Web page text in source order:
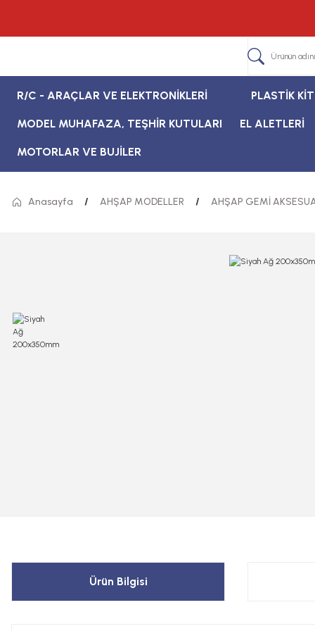
R/C - ARAÇLAR VE ELEKTRONİKLERİ PLASTİK
MODEL MUHAFAZA, TEŞHİR KUTULARI EL ALETLERİ
MOTORLAR VE BUJİLER
Anasayfa AHŞAP MODELLER AHŞAP GEMİ
Ürün Bilgisi